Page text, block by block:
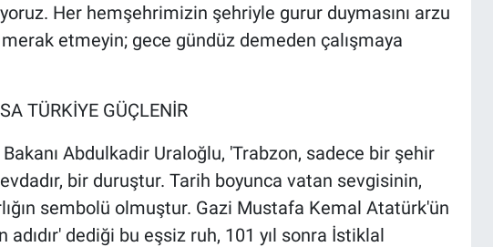
Her hemşehrimizin şehriyle gurur duymasını arzu
etmeyin; gece gündüz demeden çalışmaya
TÜRKİYE GÜÇLENİR
Abdulkadir Uraloğlu, 'Trabzon, sadece bir şehir
bir duruştur. Tarih boyunca vatan sevgisinin,
sembolü olmuştur. Gazi Mustafa Kemal Atatürk'ün
adıdır' dediği bu eşsiz ruh, 101 yıl sonra İstiklal